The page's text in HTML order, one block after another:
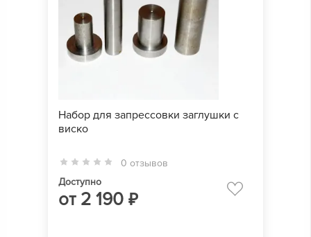
Набор для запрессовки заглушки с
виско
0 отзывов
Доступно
от 2 190 ₽